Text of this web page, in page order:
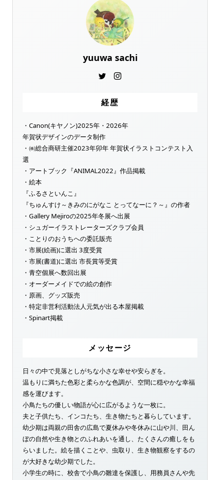
yuuwa sachi
経歴
・Canon(キヤノン)2025年・2026年
年賀状デザインのデータ制作
・㈱総合商研主催2023年卯年 年賀状イラストコンテスト入
選
・アートブック『ANIMAL2022』作品掲載
・絵本
『ふるさといんこ』
『ちゅんすけ～きみのにがなこ とってなーに？～』の作者
・Gallery Mejiroの2025年冬展へ出展
・シュガーイラストレーターズクラブ会員
・ことりのおうちへの委託販売
・市展(絵画)に選出 3度受賞
・市展(書道)に選出 市長賞等受賞
・青空個展へ数回出展
・オーダーメイドでの絵の創作
・原画、グッズ販売
・特定非営利活動法人元気が出る本屋掲載
・Spinart掲載
メッセージ
日々の中で見落としがちな小さな幸せや安らぎを。
温もりに満ちた色彩と柔らかな色調が、空間に穏やかな幸福
感を運びます。
小鳥たちの優しい物語が心に広がるような一枚に。
夫と子供たち、インコたち、生き物たちと暮らしています。
幼少期は両親の田舎の広島で夏休みや冬休みに山や川、田ん
ぼの自然や生き物とのふれあいを通し、たくさんの癒しをも
らいました。絵を描くことや、虫取り、生き物観察をするの
が大好きな幼少期でした。
小学生の時に、校舎で小鳥の雛達を保護し、用務員さんや先